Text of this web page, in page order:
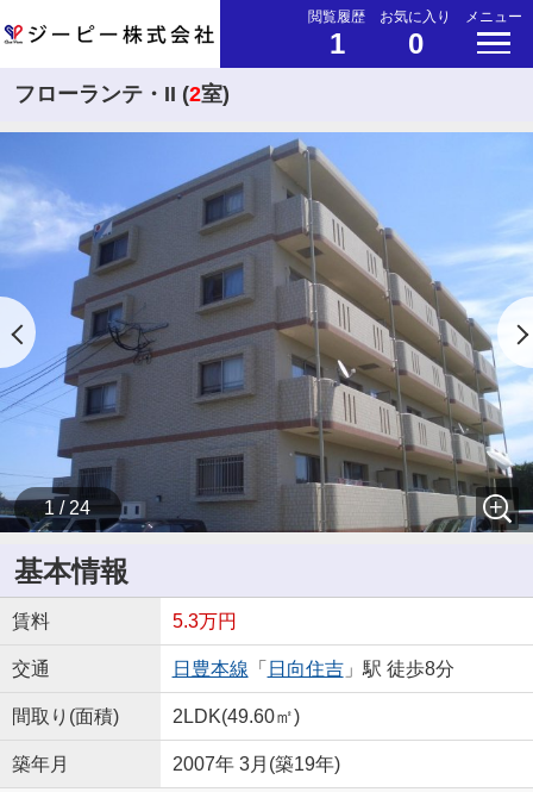
閲覧履歴
1
お気に入り
0
メニュー
フローランテ・II (2室)
1 / 24
基本情報
賃料 5.3万円
交通 日豊本線 「 日向住吉」駅 徒歩8分
間取り(面積) 2LDK(49.60㎡)
築年月 2007年 3月(築19年)